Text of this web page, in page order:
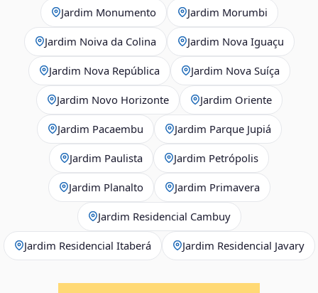
Jardim Monumento Jardim Morumbi
Jardim Noiva da Colina Jardim Nova Iguaçu
Jardim Nova República Jardim Nova Suíça
Jardim Novo Horizonte Jardim Oriente
Jardim Pacaembu Jardim Parque Jupiá
Jardim Paulista Jardim Petrópolis
Jardim Planalto Jardim Primavera
Jardim Residencial Cambuy
Jardim Residencial Itaberá Jardim Residencial Javary